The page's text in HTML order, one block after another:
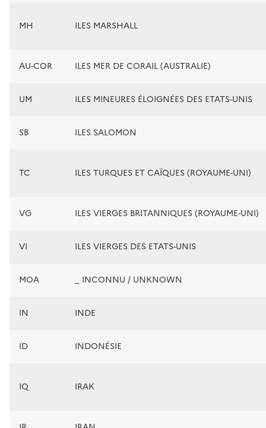
MH ILES MARSHALL
AU-COR ILES MER DE CORAIL (AUSTRALIE)
UM ILES MINEURES ÉLOIGNÉES DES ETATS-UNIS
SB ILES SALOMON
TC ILES TURQUES ET CAÏQUES (ROYAUME-UNI)
VG ILES VIERGES BRITANNIQUES (ROYAUME-UNI)
VI ILES VIERGES DES ETATS-UNIS
MOA _ INCONNU / UNKNOWN
IN INDE
ID INDONÉSIE
IQ IRAK